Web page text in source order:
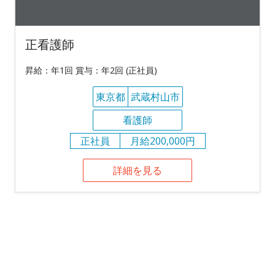
正看護師
昇給：年1回 賞与：年2回 (正社員)
東京都 武蔵村山市
看護師
正社員
月給200,000円
詳細を見る